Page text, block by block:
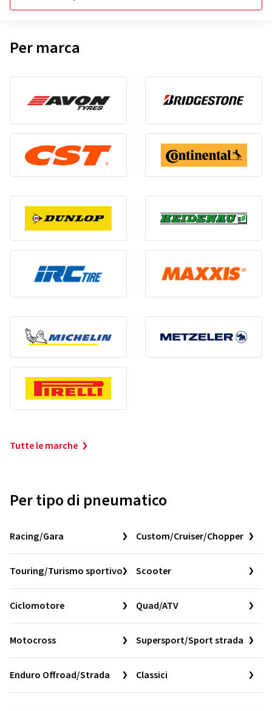
Per marca
Tutte le marche
Per tipo di pneumatico
Racing/Gara Custom/Cruiser/Chopper
Touring/Turismo sportivo Scooter
Ciclomotore Quad/ATV
Motocross Supersport/Sport strada
Enduro Offroad/Strada Classici